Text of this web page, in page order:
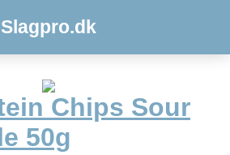
Slagpro.dk
Chips Sour
50g